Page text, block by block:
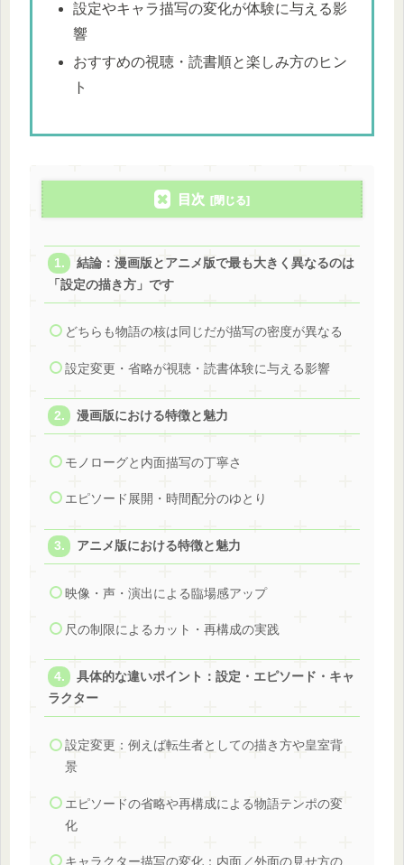
設定やキャラ描写の変化が体験に与える影
響
おすすめの視聴・読書順と楽しみ方のヒン
ト
目次
結論：漫画版とアニメ版で最も大きく異なるのは
「設定の描き方」です
どちらも物語の核は同じだが描写の密度が異なる
設定変更・省略が視聴・読書体験に与える影響
漫画版における特徴と魅力
モノローグと内面描写の丁寧さ
エピソード展開・時間配分のゆとり
アニメ版における特徴と魅力
映像・声・演出による臨場感アップ
尺の制限によるカット・再構成の実践
具体的な違いポイント：設定・エピソード・キャ
ラクター
設定変更：例えば転生者としての描き方や皇室背
景
エピソードの省略や再構成による物語テンポの変
化
キャラクター描写の変化：内面／外面の見せ方の